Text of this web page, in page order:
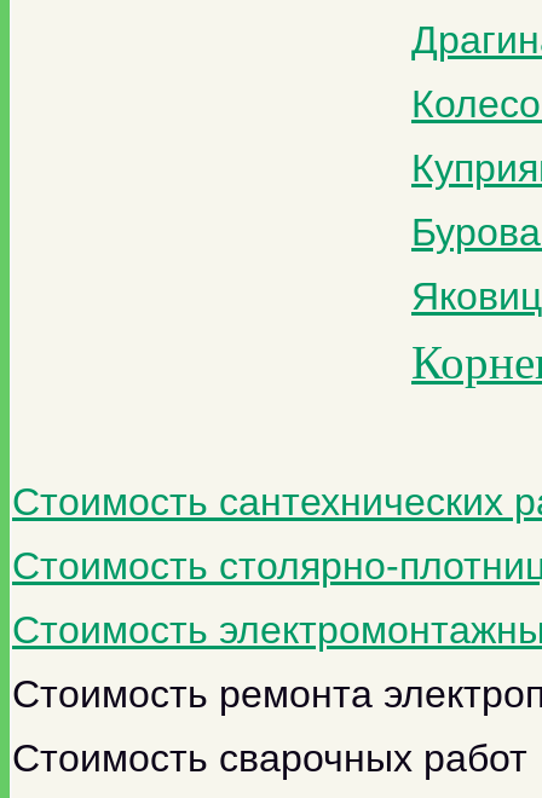
Стоимость сантехнических
Стоимость столярно-
Стоимость
Стоимость ремонта
Стоимость сварочных работ